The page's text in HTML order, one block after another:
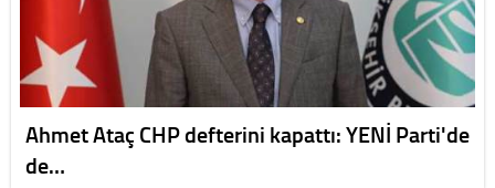
Ahmet Ataç CHP defterini kapattı: YENİ Parti'de
de…